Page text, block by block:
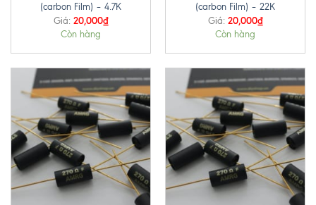
(carbon Film) – 4.7K
Giá: 20,000₫
Còn hàng
(carbon Film) – 22K
Giá: 20,000₫
Còn hàng